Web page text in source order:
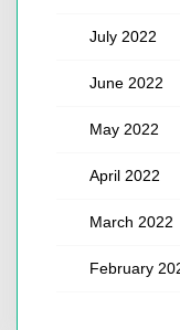
July 2022
June 2022
May 2022
April 2022
March 2022
February